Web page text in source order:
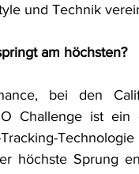
und Technik
am höchsten?
bei den
Challenge ist
höchste Sprung